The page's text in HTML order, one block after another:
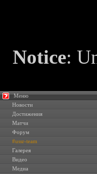
Notice:
Меню
Новости
Достижения
Матчи
Форум
#ussr-team
Галерея
Видео
Медиа